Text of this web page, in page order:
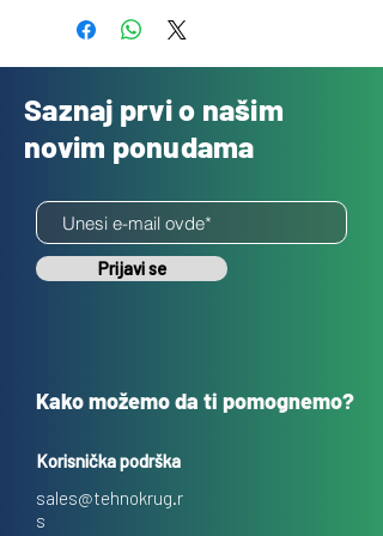
Saznaj prvi o našim
novim ponudama
Prijavi se
Kako možemo da ti pomognemo?
Korisnička podrška
sales@tehnokrug.r
s